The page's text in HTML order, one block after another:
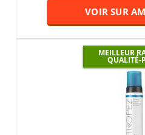
VOIR SUR
MEILLEUR
QUALITÉ-